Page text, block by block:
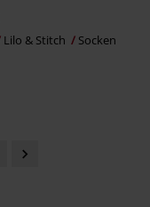
Lilo & Stitch Socken